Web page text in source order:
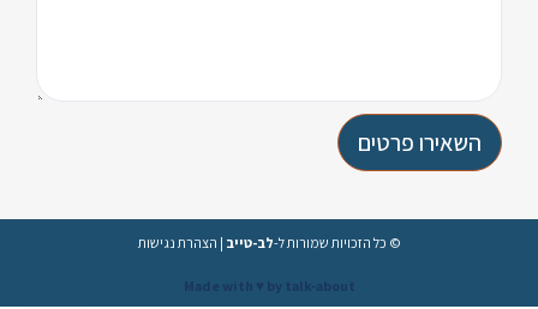
השאירו פרטים
© כל הזכויות שמורות ל-לב-טייב | הצהרת נגישות
Made with ♥️ by talk-about